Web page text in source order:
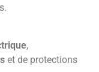
,
et de protections